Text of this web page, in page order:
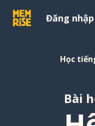
Đăng nhập
Học
Bài